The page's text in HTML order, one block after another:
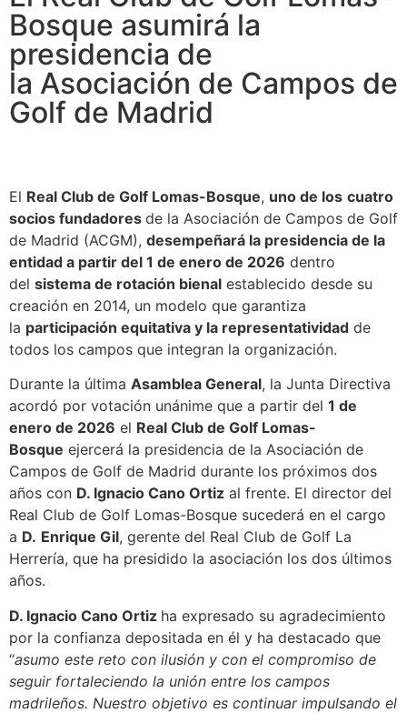
Bosque asumirá la
presidencia de
la Asociación de Campos de
Golf de Madrid
El Real Club de Golf Lomas-Bosque, uno de los cuatro
socios fundadores de la Asociación de Campos de Golf
de Madrid (ACGM), desempeñará la presidencia de la
entidad a partir del 1 de enero de 2026 dentro
del sistema de rotación bienal establecido desde su
creación en 2014, un modelo que garantiza
la participación equitativa y la representatividad de
todos los campos que integran la organización.
Durante la última Asamblea General, la Junta Directiva
acordó por votación unánime que a partir del 1 de
enero de 2026 el Real Club de Golf Lomas-
Bosque ejercerá la presidencia de la Asociación de
Campos de Golf de Madrid durante los próximos dos
años con D. Ignacio Cano Ortiz al frente. El director del
Real Club de Golf Lomas-Bosque sucederá en el cargo
a D. Enrique Gil, gerente del Real Club de Golf La
Herrería, que ha presidido la asociación los dos últimos
años.
D. Ignacio Cano Ortiz ha expresado su agradecimiento
por la confianza depositada en él y ha destacado que
“asumo este reto con ilusión y con el compromiso de
seguir fortaleciendo la unión entre los campos
madrileños. Nuestro objetivo es continuar impulsando el